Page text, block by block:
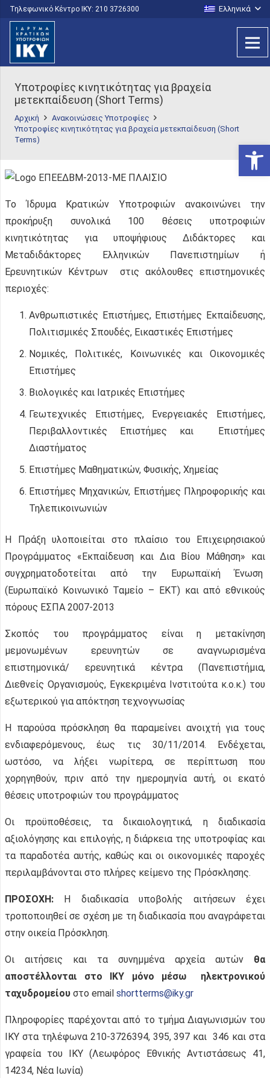
Τηλεφωνικό Κέντρο IKY: 210 3726300 Ελληνικά
Υποτροφίες κινητικότητας για βραχεία
μετεκπαίδευση (Short Terms)
Αρχική
Ανακοινώσεις Υποτροφίες
Υποτροφίες κινητικότητας για βραχεία μετεκπαίδευση (Short
Terms)
Το Ίδρυμα Κρατικών Υποτροφιών ανακοινώνει την
προκήρυξη συνολικά 100 θέσεις υποτροφιών
κινητικότητας για υποψήφιους Διδάκτορες και
Μεταδιδάκτορες Ελληνικών Πανεπιστημίων ή
Ερευνητικών Κέντρων στις ακόλουθες επιστημονικές
περιοχές:
Ανθρωπιστικές Επιστήμες, Επιστήμες Εκπαίδευσης,
Πολιτισμικές Σπουδές, Εικαστικές Επιστήμες
Νομικές, Πολιτικές, Κοινωνικές και Οικονομικές
Επιστήμες
Βιολογικές και Ιατρικές Επιστήμες
Γεωτεχνικές Επιστήμες, Ενεργειακές Επιστήμες,
Περιβαλλοντικές Επιστήμες και Επιστήμες
Διαστήματος
Επιστήμες Μαθηματικών, Φυσικής, Χημείας
Επιστήμες Μηχανικών, Επιστήμες Πληροφορικής και
Τηλεπικοινωνιών
Η Πράξη υλοποιείται στο πλαίσιο του Επιχειρησιακού
Προγράμματος «Εκπαίδευση και Δια Βίου Μάθηση» και
συγχρηματοδοτείται από την Ευρωπαϊκή Ένωση
(Ευρωπαϊκό Κοινωνικό Ταμείο – ΕΚΤ) και από εθνικούς
πόρους ΕΣΠΑ 2007-2013
Σκοπός του προγράμματος είναι η μετακίνηση
μεμονωμένων ερευνητών σε αναγνωρισμένα
επιστημονικά/ ερευνητικά κέντρα (Πανεπιστήμια,
Διεθνείς Οργανισμούς, Εγκεκριμένα Ινστιτούτα κ.ο.κ.) του
εξωτερικού για απόκτηση τεχνογνωσίας
Η παρούσα πρόσκληση θα παραμείνει ανοιχτή για τους
ενδιαφερόμενους, έως τις 30/11/2014. Ενδέχεται,
ωστόσο, να λήξει νωρίτερα, σε περίπτωση που
χορηγηθούν, πριν από την ημερομηνία αυτή, οι εκατό
θέσεις υποτροφιών του προγράμματος
Οι προϋποθέσεις, τα δικαιολογητικά, η διαδικασία
αξιολόγησης και επιλογής, η διάρκεια της υποτροφίας και
τα παραδοτέα αυτής, καθώς και οι οικονομικές παροχές
περιλαμβάνονται στο πλήρες κείμενο της Πρόσκλησης.
ΠΡΟΣΟΧΗ: Η διαδικασία υποβολής αιτήσεων έχει
τροποποιηθεί σε σχέση με τη διαδικασία που αναγράφεται
στην οικεία Πρόσκληση.
Οι αιτήσεις και τα συνημμένα αρχεία αυτών θα
αποστέλλονται στο ΙΚΥ μόνο μέσω ηλεκτρονικού
ταχυδρομείου στο email shortterms@iky.gr
Πληροφορίες παρέχονται από το τμήμα Διαγωνισμών του
ΙΚΥ στα τηλέφωνα 210-3726394, 395, 397 και 346 και στα
γραφεία του ΙΚΥ (Λεωφόρος Εθνικής Αντιστάσεως 41,
14234, Νέα Ιωνία)